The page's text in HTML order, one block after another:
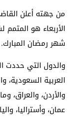
من جهته أعلن
الأربعاء هو
شهر رمضان المبارك.
والدول التي حددت
العربية السعودية،
والأردن، والعراق،
عمان، وأستراليا،